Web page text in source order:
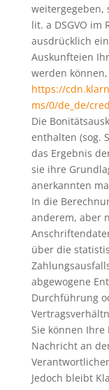
weitergegeben,
lit. a DSGVO im
ausdrücklich
Auskunfteien
werden
https://
ms/0/de_de/
Die
enthalten (sog.
das Ergebnis
sie ihre
anerkannten
In die
anderem, aber
über die
abgewogene
Durchführung
Sie können
Nachricht an
Jedoch bleibt